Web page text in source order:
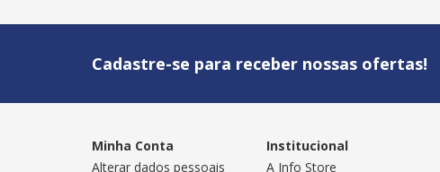
Cadastre-se para receber nossas ofertas!
Minha Conta
Alterar dados pessoais
Institucional
A Info Store